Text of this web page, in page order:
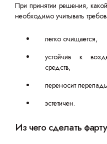
При принятии решения,
необходимо учитывать
легко очищается,
устойчив к
средств,
переносит
эстетичен.
Из чего сделать